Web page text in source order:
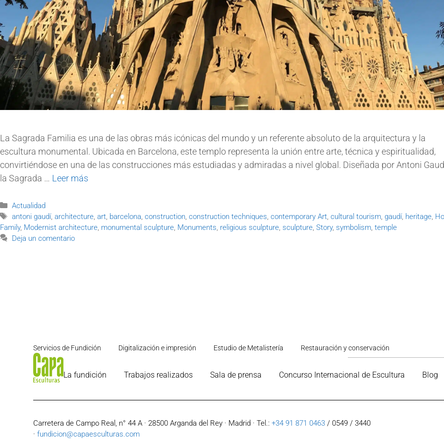
La Sagrada Familia es una de las obras más icónicas del mundo y un referente absoluto de la arquitectura y la
escultura monumental. Ubicada en Barcelona, este templo representa la unión entre arte, técnica y espiritualidad,
convirtiéndose en una de las construcciones más estudiadas y admiradas a nivel global. Diseñada por Antoni
la Sagrada … Leer más
Actualidad
antoni gaudí,architecture,art, barcelona,construction,construction techniques,contemporary Art,cultural tourism,gaudí, heritage,
Family, Modernist architecture, monumental sculpture, Monuments, religious sculpture, sculpture, Story, symbolism, temple
Deja un comentario
Servicios de Fundición Digitalización e impresión Estudio de Metalistería Restauración y conservación
La fundición Trabajos realizados Sala de prensa Concurso Internacional de Escultura Blog
Carretera de Campo Real, n° 44 A · 28500 Arganda del Rey · Madrid · Tel.:+34 91 871 0463 / 0549 / 3440
·fundicion@capaesculturas.com